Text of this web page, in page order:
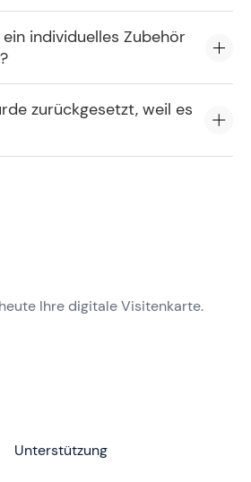
individuelles Zubehör
zurückgesetzt, weil es
Ihre digitale Visitenkarte.
Unterstützung